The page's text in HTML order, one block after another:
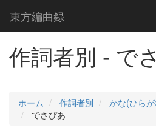
東方編曲録
作詞者別 - で
ホーム 作詞者別
かな(ひら
でさぴあ